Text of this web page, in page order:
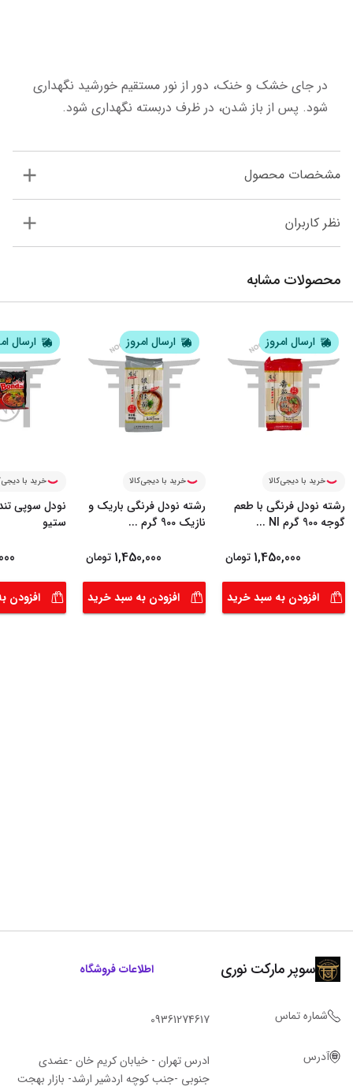
شود. پس از باز شدن، در ظرف دربسته نگهداری شود.
مشخصات محصول
نظر کاربران
محصولات مشابه
ارسال امروز
خرید با دیجی‌کالا
رشته نودل فرنگی با طعم
گوجه 900 گرم NI
...
1,450,000 تومان
افزودن به سبد خرید
ارسال امروز
خرید با دیجی‌کالا
رشته نودل فرنگی باریک و
نازیک 900 گرم
...
1,450,000 تومان
افزودن به سبد خرید
ارسال
خرید با
نودل سوپی
ستیو
افزودن
سوپر مارکت نوری اطلاعات فروشگاه
شماره تماس 09361274617
آدرس
ادرس تهران - خیابان کریم خان -عضدی
جنوبی -جنب کوچه اردشیر ارشد- بازار بهجت